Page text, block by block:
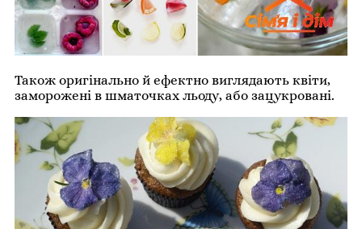
Також оригінально й ефектно виглядають квіти,
заморожені в шматочках льоду, або зацукровані.